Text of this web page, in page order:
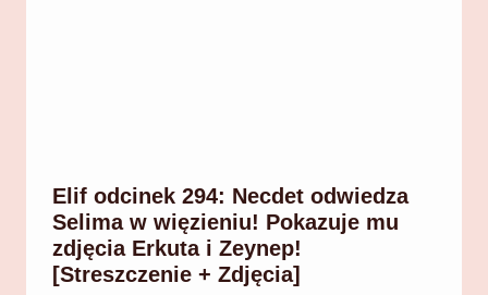
Elif odcinek 294: Necdet odwiedza
Selima w więzieniu! Pokazuje mu
zdjęcia Erkuta i Zeynep!
[Streszczenie + Zdjęcia]